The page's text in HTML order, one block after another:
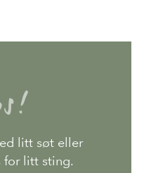
litt søt eller
for litt sting.